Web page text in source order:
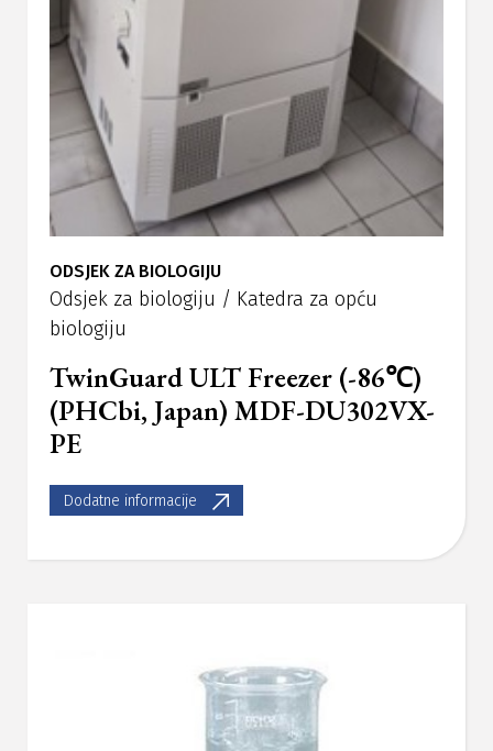
ODSJEK ZA BIOLOGIJU
Odsjek za biologiju / Katedra za opću
biologiju
TwinGuard ULT Freezer (-86℃)
(PHCbi, Japan) MDF-DU302VX-
PE
Dodatne informacije